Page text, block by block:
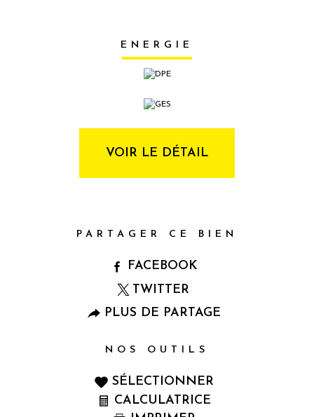
ENERGIE
VOIR LE DÉTAIL
PARTAGER CE BIEN
FACEBOOK
TWITTER
PLUS DE PARTAGE
NOS OUTILS
SÉLECTIONNER
CALCULATRICE